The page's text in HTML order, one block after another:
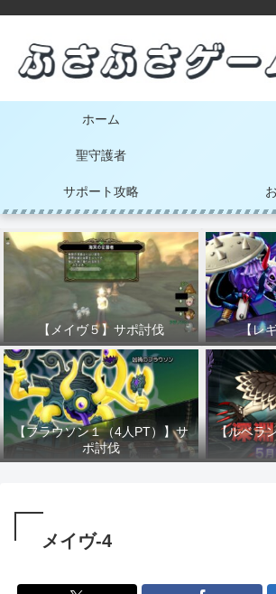
ホーム
聖守護者
サポート攻略
【メイヴ５】サポ討伐 【レ
【フラウソン１（4人PT）】サ
ポ討伐
【ルベラ
メイヴ-4